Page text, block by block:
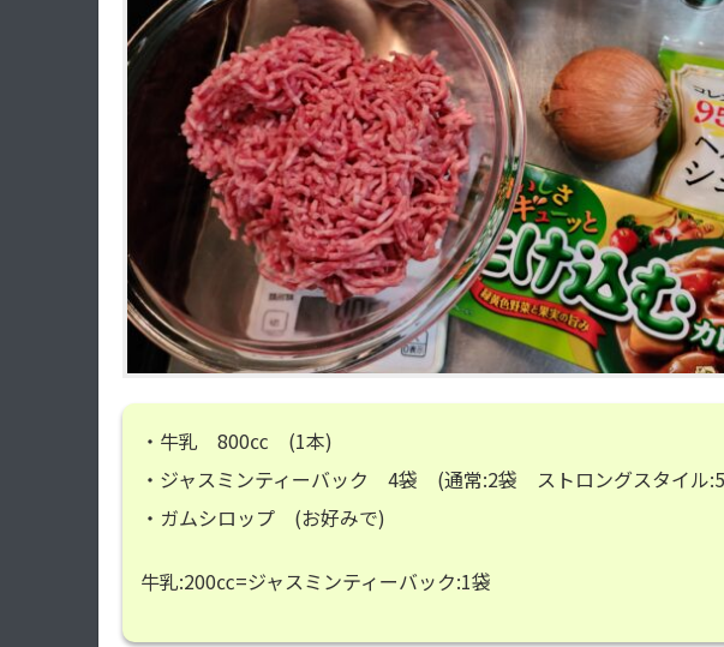
・牛乳 800㏄ (1本)
・ジャスミンティーバック 4袋 (通常:2袋 ストロングスタイル
・ガムシロップ (お好みで)
牛乳:200㏄=ジャスミンティーバック:1袋